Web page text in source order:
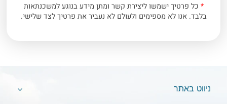
* כל פרטיך ישמשו ליצירת קשר ומתן מידע בנוגע למשכנתאות
בלבד. אנו לא מספימים ולעולם לא נעביר את פרטיך לצד שלישי.
ניווט באתר